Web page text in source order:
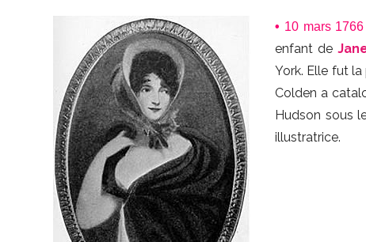
• 10 mars 1766
enfant de
York. Elle fut la
Colden a
Hudson sous
illustratrice.